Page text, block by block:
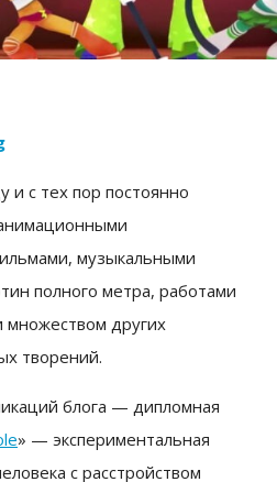
и с тех пор постоянно
музыкальными
полного метра, работами
множеством других
творений.
блога — дипломная
» — экспериментальная
с расстройством